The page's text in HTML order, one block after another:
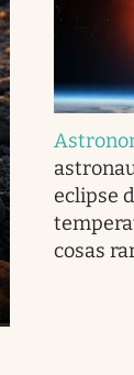
eclipse
cosas